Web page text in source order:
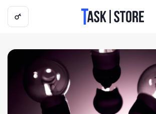
Логотип